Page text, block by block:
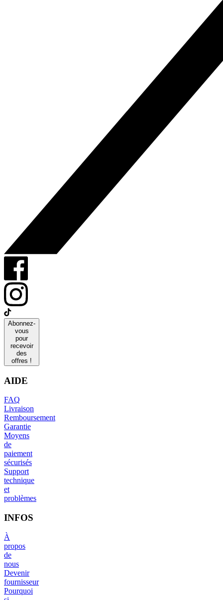
Abonnez-
vous
pour
recevoir
des
offres !
AIDE
FAQ
Livraison
Remboursement
Garantie
Moyens
de
paiement
sécurisés
Support
technique
et
problèmes
INFOS
À
propos
de
nous
Devenir
fournisseur
Pourquoi